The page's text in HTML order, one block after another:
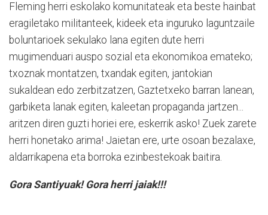
Fleming herri eskolako komunitateak eta beste hainbat
eragiletako militanteek, kideek eta inguruko laguntzaile
boluntarioek sekulako lana egiten dute herri
mugimenduari auspo sozial eta ekonomikoa emateko;
txoznak montatzen, txandak egiten, jantokian
sukaldean edo zerbitzatzen, Gaztetxeko barran lanean,
garbiketa lanak egiten, kaleetan propaganda jartzen...
aritzen diren guzti horiei ere, eskerrik asko! Zuek zarete
herri honetako arima! Jaietan ere, urte osoan bezalaxe,
aldarrikapena eta borroka ezinbestekoak baitira.
Gora Santiyuak! Gora herri jaiak!!!